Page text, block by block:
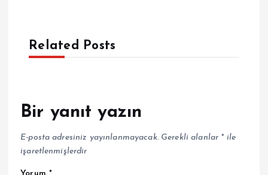
Related Posts
Bir yanıt yazın
E-posta adresiniz yayınlanmayacak. Gerekli alanlar *ile
işaretlenmişlerdir